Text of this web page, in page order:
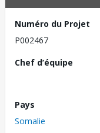
Numéro du Projet
P002467
Chef d’équipe
Pays
Somalie